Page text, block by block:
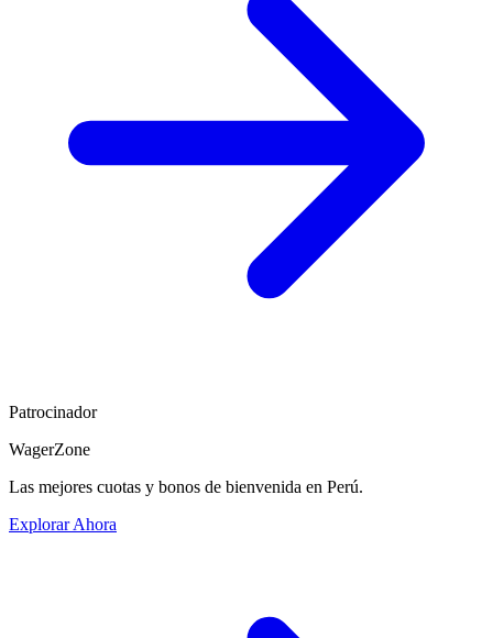
Patrocinador
WagerZone
Las mejores cuotas y bonos de bienvenida en Perú.
Explorar Ahora